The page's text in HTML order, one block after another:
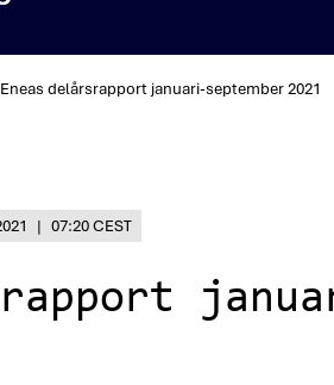
Eneas delårsrapport januari-september 2021
| 07:20 CEST